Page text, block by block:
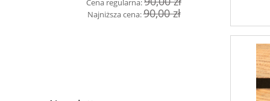
Cena regularna:
Najniższa cena:90,00 zł